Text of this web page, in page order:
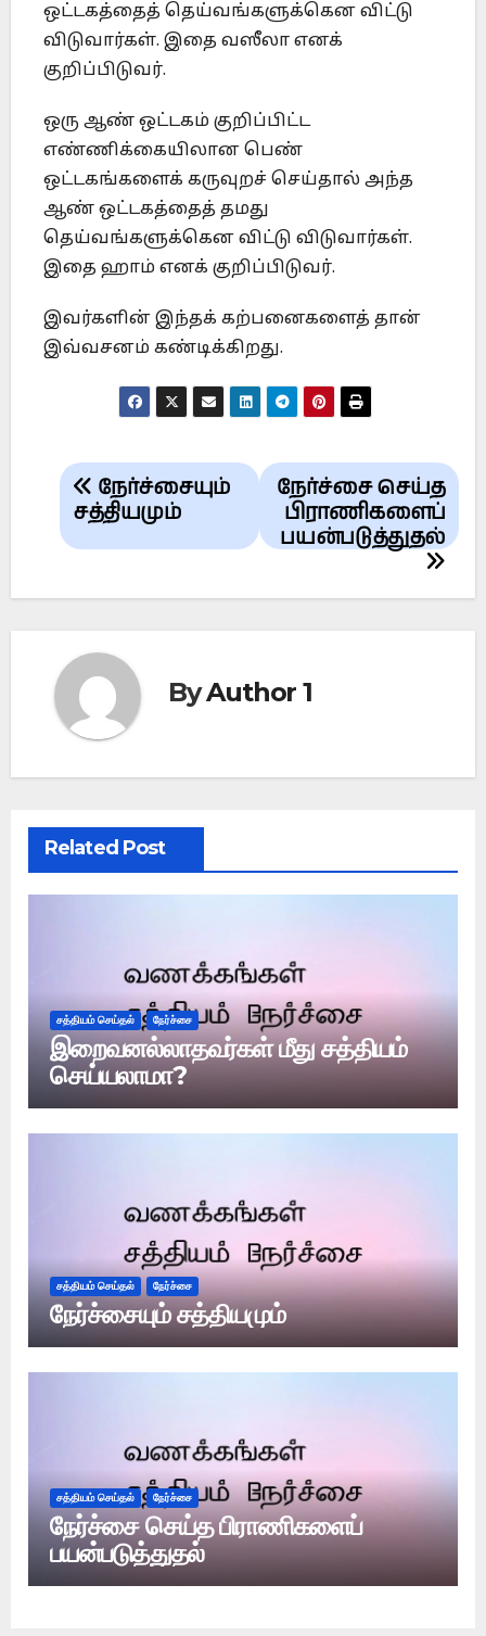
ஒட்டகத்தைத் தெய்வங்களுக்கென விட்டு
விடுவார்கள். இதை வஸீலா எனக்
குறிப்பிடுவர்.
ஒரு ஆண் ஒட்டகம் குறிப்பிட்ட
எண்ணிக்கையிலான பெண்
ஒட்டகங்களைக் கருவுறச் செய்தால் அந்த
ஆண் ஒட்டகத்தைத் தமது
தெய்வங்களுக்கென விட்டு விடுவார்கள்.
இதை ஹாம் எனக் குறிப்பிடுவர்.
இவர்களின் இந்தக் கற்பனைகளைத் தான்
இவ்வசனம் கண்டிக்கிறது.
Post
navigation
நேர்ச்சை செய்த
பிராணிகளைப்
பயன்படுத்துதல்
நேர்ச்சையும்
சத்தியமும்
ByAuthor 1
Related Post
சத்தியம் செய்தல் நேர்ச்சை
இறைவனல்லாதவர்கள் மீது சத்தியம்
செய்யலாமா?
சத்தியம் செய்தல் நேர்ச்சை
நேர்ச்சையும் சத்தியமும்
சத்தியம் செய்தல் நேர்ச்சை
நேர்ச்சை செய்த பிராணிகளைப்
பயன்படுத்துதல்